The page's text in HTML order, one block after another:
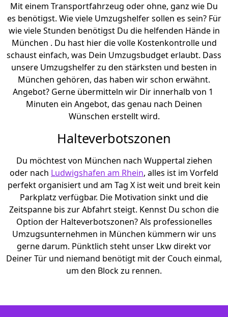
Mit einem Transportfahrzeug oder ohne, ganz wie Du
es benötigst. Wie viele Umzugshelfer sollen es sein? Für
wie viele Stunden benötigst Du die helfenden Hände in
München . Du hast hier die volle Kostenkontrolle und
schaust einfach, was Dein Umzugsbudget erlaubt. Dass
unsere Umzugshelfer zu den stärksten und besten in
München gehören, das haben wir schon erwähnt.
Angebot? Gerne übermitteln wir Dir innerhalb von 1
Minuten ein Angebot, das genau nach Deinen
Wünschen erstellt wird.
Halteverbotszonen
Du möchtest von München nach Wuppertal ziehen
oder nach Ludwigshafen am Rhein, alles ist im Vorfeld
perfekt organisiert und am Tag X ist weit und breit kein
Parkplatz verfügbar. Die Motivation sinkt und die
Zeitspanne bis zur Abfahrt steigt. Kennst Du schon die
Option der Halteverbotszonen? Als professionelles
Umzugsunternehmen in München kümmern wir uns
gerne darum. Pünktlich steht unser Lkw direkt vor
Deiner Tür und niemand benötigt mit der Couch einmal,
um den Block zu rennen.